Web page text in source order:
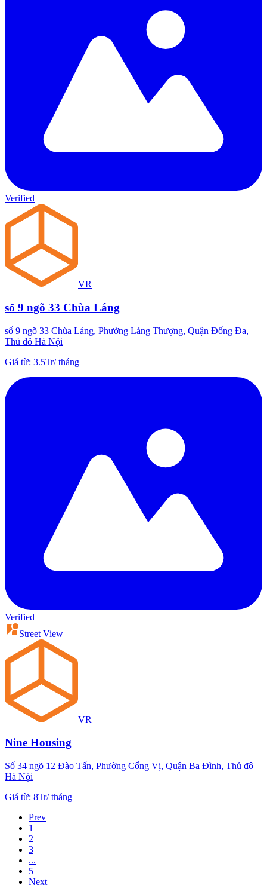
Verified
VR
số 9 ngõ 33 Chùa Láng
số 9 ngõ 33 Chùa Láng, Phường Láng Thượng, Quận Đống Đa,
Thủ đô Hà Nội
Giá từ: 3.5Tr/tháng
Verified
Street View
VR
Nine Housing
Số 34 ngõ 12 Đào Tấn, Phường Cống Vị, Quận Ba Đình, Thủ đô
Hà Nội
Giá từ: 8Tr/tháng
Prev
1
2
3
...
5
Next